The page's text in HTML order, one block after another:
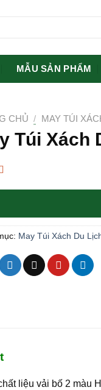
MẪU SẢN PHẨM
CHỦ / MAY TÚI
Túi Xách
May Túi Xách Du
liệu vải bố 2 màu